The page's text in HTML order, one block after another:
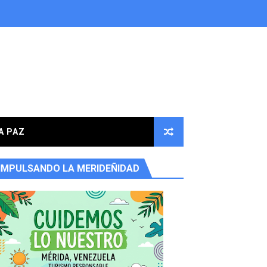
en la parroquia Osuna Rodríguez
PAZ
IMPULSANDO LA MERIDEÑIDAD